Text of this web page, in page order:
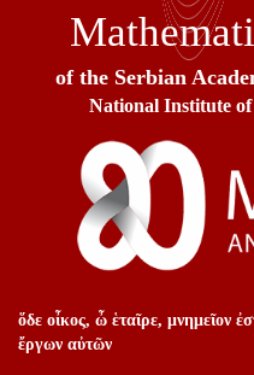
of the Serbian
National Institute
ὅδε οἶκος, ὦ ἑταῖρε, μνημεῖον
ἔργων αὐτῶν